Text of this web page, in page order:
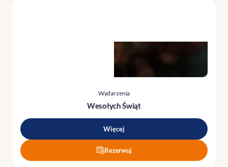
Wydarzenia
Wesołych Świąt
Więcej
Rezerwuj